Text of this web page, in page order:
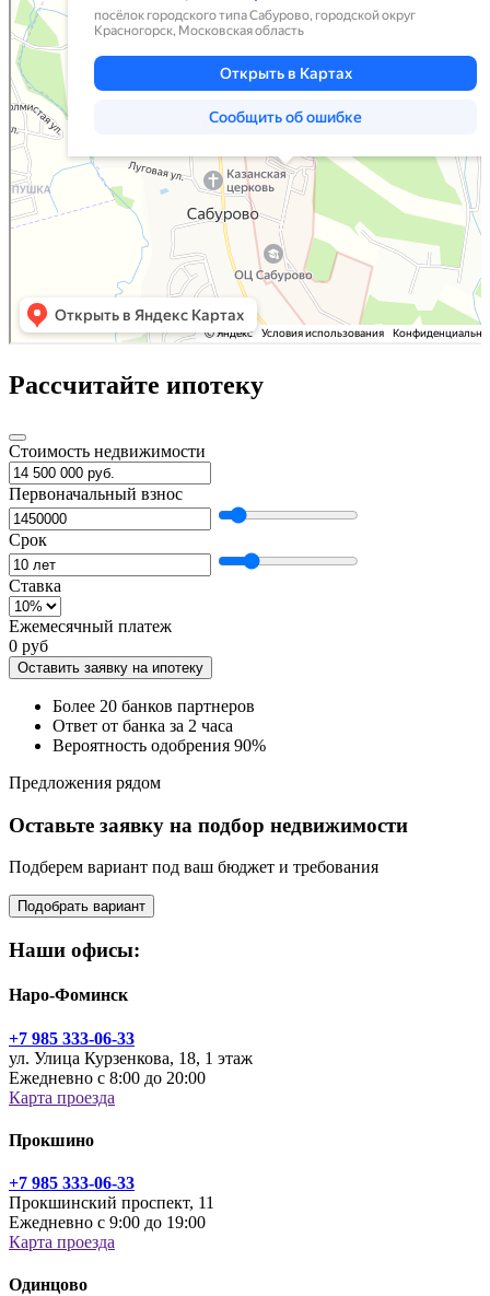
Рассчитайте ипотеку
Стоимость недвижимости
Первоначальный взнос
Срок
Ставка
Ежемесячный платеж
0 руб
Оставить заявку на ипотеку
Более 20 банков партнеров
Ответ от банка за 2 часа
Вероятность одобрения 90%
Предложения рядом
Оставьте заявку на подбор недвижимости
Подберем вариант под ваш бюджет и требования
Подобрать вариант
Наши офисы:
Наро-Фоминск
+7 985 333-06-33
ул. Улица Курзенкова, 18, 1 этаж
Ежедневно с 8:00 до 20:00
Карта проезда
Прокшино
+7 985 333-06-33
Прокшинский проспект, 11
Ежедневно с 9:00 до 19:00
Карта проезда
Одинцово